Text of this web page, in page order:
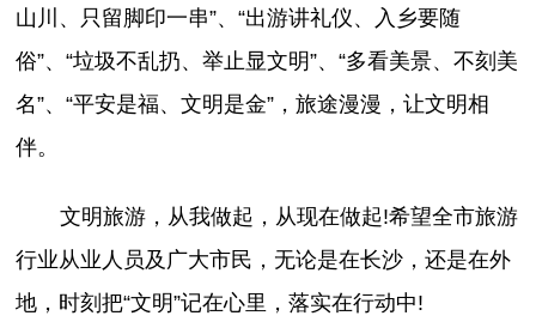
山川、只留脚印一串”、“出游讲礼仪、入乡要随
俗”、“垃圾不乱扔、举止显文明”、“多看美景、不刻美
名”、“平安是福、文明是金”，旅途漫漫，让文明相
伴。
文明旅游，从我做起，从现在做起!希望全市旅游
行业从业人员及广大市民，无论是在长沙，还是在外
地，时刻把“文明”记在心里，落实在行动中!